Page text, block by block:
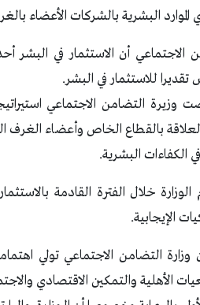
البشرية بالشركات الأعضاء
أن الاستثمار في البشر
للاستثمار في البشر.
وزيرة التضامن الاجتماعي
بالقطاع الخاص وأعضاء الغرف
الكفاءات البشرية.
خلال الفترة القادمة
الإيجابية.
التضامن الاجتماعي تولي
الأهلية والتمكين الاقتصادي